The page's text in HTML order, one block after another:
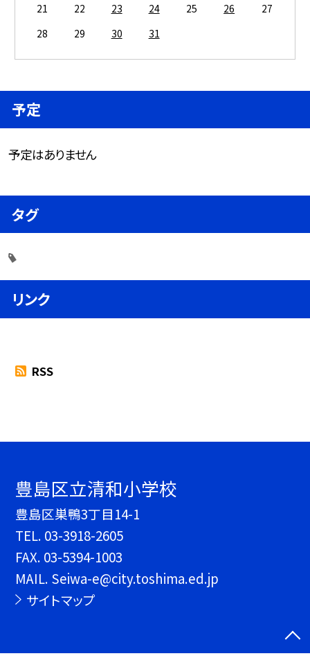
21
22 23 24 25 26
27
28
29 30 31
予定
予定はありません
タグ
リンク
RSS
豊島区立清和小学校
豊島区巣鴨3丁目14-1
TEL. 03-3918-2605
FAX. 03-5394-1003
MAIL. Seiwa-e@city.toshima.ed.jp
サイトマップ